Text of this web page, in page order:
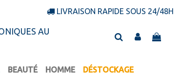
LIVRAISON RAPIDE SOUS 24/48H
AU
BEAUTÉ HOMME DÉSTOCKAGE